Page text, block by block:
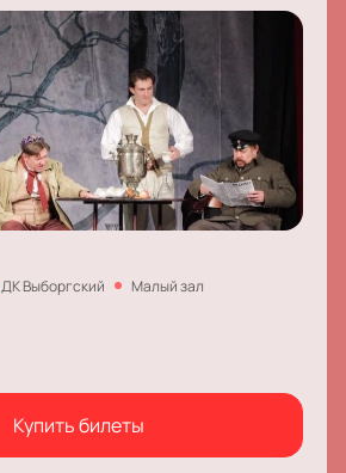
ДК Выборгский Малый зал
Купить билеты